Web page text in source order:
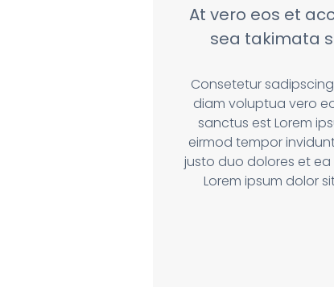
At vero eos et
sea takimata
Consetetur
diam voluptua vero
sanctus est Lorem
eirmod tempor
justo duo dolores et ea
Lorem ipsum dolor